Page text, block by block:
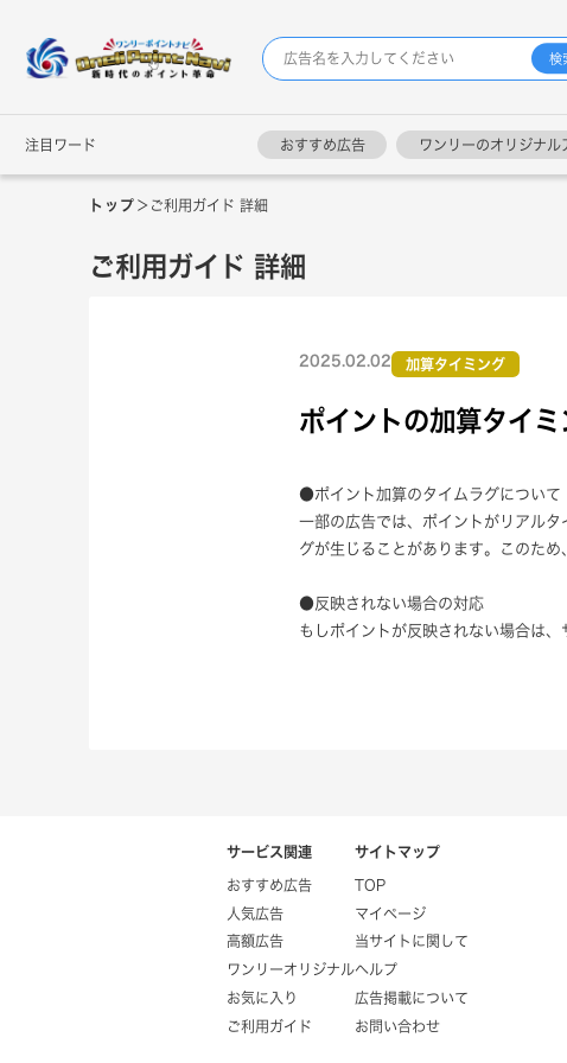
検
注目ワード おすすめ広告 ワンリーのオリジナル
トップ ＞ ご利用ガイド 詳細
ご利用ガイド 詳細
2025.02.02 加算タイミング
ポイントの加算タイ
●ポイント加算のタイムラグについて
一部の広告では、ポイントがリアル
グが生じることがあります。このた
●反映されない場合の対応
もしポイントが反映されない場合は
サービス関連
おすすめ広告
人気広告
高額広告
ワンリーオリジナル
お気に入り
ご利用ガイド
サイトマップ
TOP
マイページ
当サイトに関して
ヘルプ
広告掲載について
お問い合わせ